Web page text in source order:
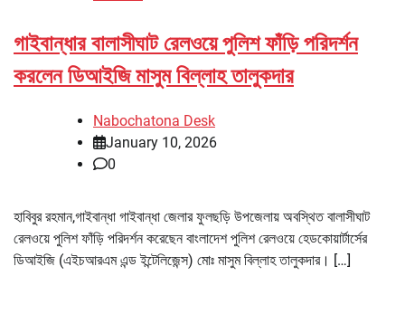
গাইবান্ধার বালাসীঘাট রেলওয়ে পুলিশ ফাঁড়ি পরিদর্শন
করলেন ডিআইজি মাসুম বিল্লাহ তালুকদার
Nabochatona Desk
January 10, 2026
0
হাবিবুর রহমান,গাইবান্ধা গাইবান্ধা জেলার ফুলছড়ি উপজেলায় অবস্থিত বালাসীঘাট
রেলওয়ে পুলিশ ফাঁড়ি পরিদর্শন করেছেন বাংলাদেশ পুলিশ রেলওয়ে হেডকোয়ার্টার্সের
ডিআইজি (এইচআরএম এন্ড ইন্টেলিজেন্স) মোঃ মাসুম বিল্লাহ তালুকদার। […]